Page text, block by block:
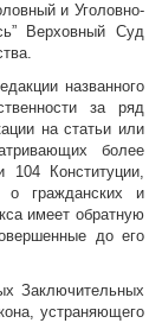
и Уголовно-
Верховный Суд
названного
за ряд
на статьи или
более
104 Конституции,
о гражданских и
имеет обратную
до его
Заключительных
устраняющего